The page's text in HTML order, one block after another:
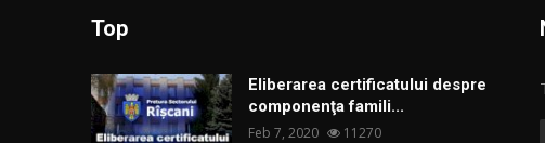
Top
Eliberarea certificatului despre
componenţa famili...
Feb 7, 2020 11270